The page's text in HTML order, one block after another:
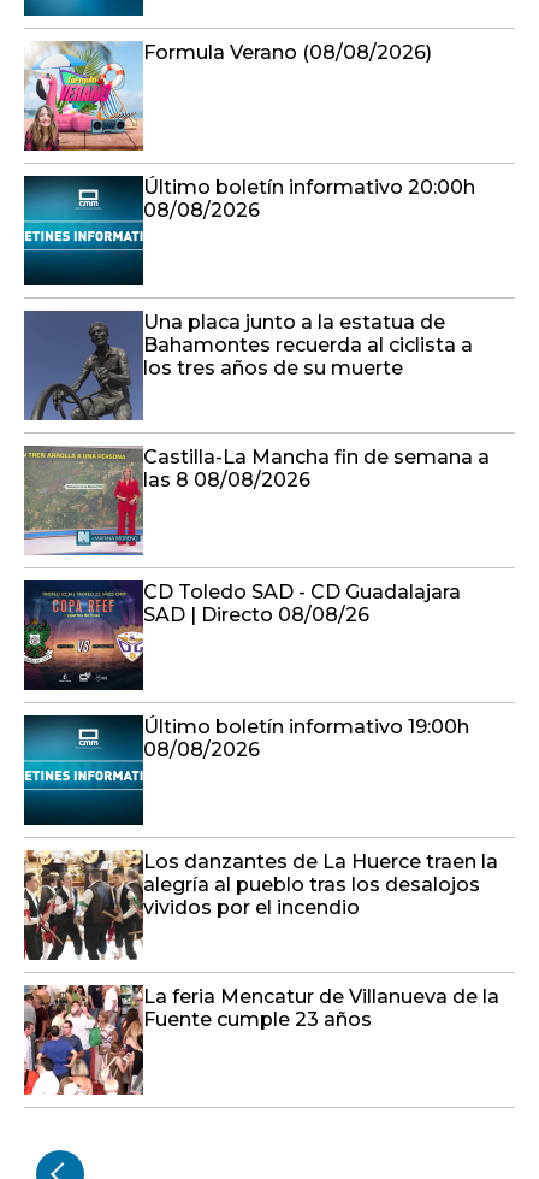
Formula Verano (08/08/2026)
Último boletín informativo 20:00h
08/08/2026
Una placa junto a la estatua de
Bahamontes recuerda al ciclista a
los tres años de su muerte
Castilla-La Mancha fin de semana a
las 8 08/08/2026
CD Toledo SAD - CD Guadalajara
SAD | Directo 08/08/26
Último boletín informativo 19:00h
08/08/2026
Los danzantes de La Huerce traen la
alegría al pueblo tras los desalojos
vividos por el incendio
La feria Mencatur de Villanueva de la
Fuente cumple 23 años